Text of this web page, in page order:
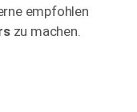
empfohlen
zu machen.